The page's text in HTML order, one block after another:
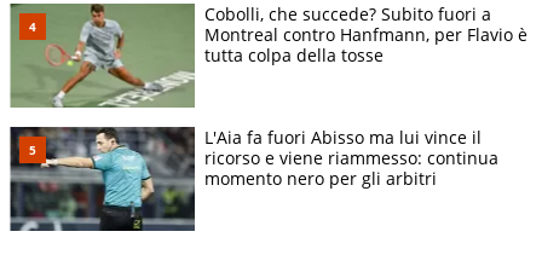
Cobolli, che succede? Subito fuori a
Montreal contro Hanfmann, per Flavio è
tutta colpa della tosse
L'Aia fa fuori Abisso ma lui vince il
ricorso e viene riammesso: continua
momento nero per gli arbitri